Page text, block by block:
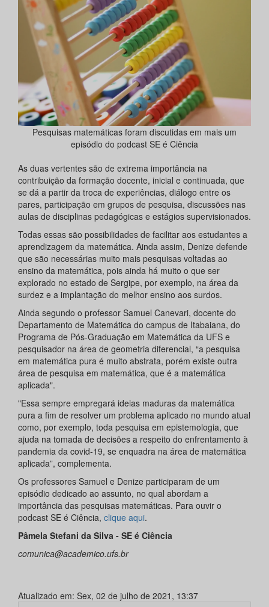
Pesquisas matemáticas foram discutidas em mais um
episódio do podcast SE é Ciência
As duas vertentes são de extrema importância na
contribuição da formação docente, inicial e continuada, que
se dá a partir da troca de experiências, diálogo entre os
pares, participação em grupos de pesquisa, discussões nas
aulas de disciplinas pedagógicas e estágios supervisionados.
Todas essas são possibilidades de facilitar aos estudantes a
aprendizagem da matemática. Ainda assim, Denize defende
que são necessárias muito mais pesquisas voltadas ao
ensino da matemática, pois ainda há muito o que ser
explorado no estado de Sergipe, por exemplo, na área da
surdez e a implantação do melhor ensino aos surdos.
Ainda segundo o professor Samuel Canevari, docente do
Departamento de Matemática do campus de Itabaiana, do
Programa de Pós-Graduação em Matemática da UFS e
pesquisador na área de geometria diferencial, “a pesquisa
em matemática pura é muito abstrata, porém existe outra
área de pesquisa em matemática, que é a matemática
aplicada".
"Essa sempre empregará ideias maduras da matemática
pura a fim de resolver um problema aplicado no mundo atual
como, por exemplo, toda pesquisa em epistemologia, que
ajuda na tomada de decisões a respeito do enfrentamento à
pandemia da covid-19, se enquadra na área de matemática
aplicada”, complementa.
Os professores Samuel e Denize participaram de um
episódio dedicado ao assunto, no qual abordam a
importância das pesquisas matemáticas. Para ouvir o
podcast SE é Ciência, clique aqui.
Pâmela Stefani da Silva - SE é Ciência
comunica@academico.ufs.br
Atualizado em: Sex, 02 de julho de 2021, 13:37